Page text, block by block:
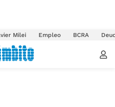
Milei Empleo BCRA